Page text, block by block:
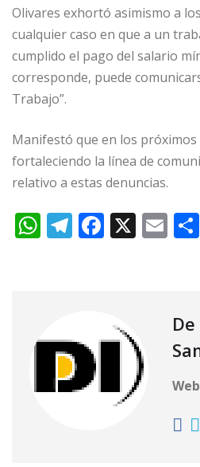
Olivares exhortó asimismo a
cualquier caso en que a un
cumplido el pago del salario
corresponde, puede
Trabajo”.
Manifestó que en los próximos
fortaleciendo la línea de
relativo a estas denuncias.
W
p
p
T
m
F
b
o
k
X E